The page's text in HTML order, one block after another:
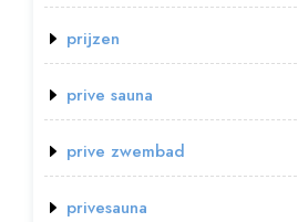
prijzen
prive sauna
prive zwembad
privesauna